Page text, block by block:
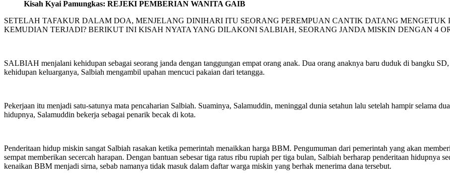
Kisah Kyai Pamungkas: REJEKI PEMBERIAN WANITA GAIB
SETELAH TAFAKUR DALAM DOA, MENJELANG DINIHARI ITU SEORANG PEREMPUAN CANTIK DATANG MENGETUK
KEMUDIAN TERJADI? BERIKUT INI KISAH NYATA YANG DILAKONI SALBIAH, SEORANG JANDA MISKIN DENGAN 4
SALBIAH menjalani kehidupan sebagai seorang janda dengan tanggungan empat orang anak. Dua orang anaknya baru duduk di bangku
kehidupan keluarganya, Salbiah mengambil upahan mencuci pakaian dari tetangga.
Pekerjaan itu menjadi satu-satunya mata pencaharian Salbiah. Suaminya, Salamuddin, meninggal dunia setahun lalu setelah hampir selama
hidupnya, Salamuddin bekerja sebagai penarik becak di kota.
Penderitaan hidup miskin sangat Salbiah rasakan ketika pemerintah menaikkan harga BBM. Pengumuman dari pemerintah yang akan
sempat memberikan secercah harapan. Dengan bantuan sebesar tiga ratus ribu rupiah per tiga bulan, Salbiah berharap penderitaan hidupnya
kenaikan BBM menjadi sirna, sebab namanya tidak masuk dalam daftar warga miskin yang berhak menerima dana tersebut.